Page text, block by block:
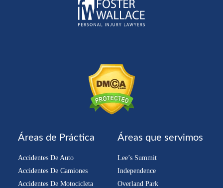
Áreas de Práctica
Accidentes De Auto
Accidentes De Camiones
Accidentes De Motocicleta
Áreas que servimos
Lee’s Summit
Independence
Overland Park